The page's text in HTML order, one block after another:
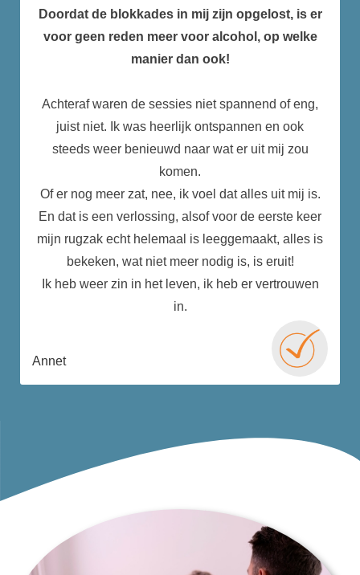
Doordat de blokkades in mij zijn opgelost, is er
voor geen reden meer voor alcohol, op welke
manier dan ook!
Achteraf waren de sessies niet spannend of eng,
juist niet. Ik was heerlijk ontspannen en ook
steeds weer benieuwd naar wat er uit mij zou
komen.
Of er nog meer zat, nee, ik voel dat alles uit mij is.
En dat is een verlossing, alsof voor de eerste keer
mijn rugzak echt helemaal is leeggemaakt, alles is
bekeken, wat niet meer nodig is, is eruit!
Ik heb weer zin in het leven, ik heb er vertrouwen
in.
Annet